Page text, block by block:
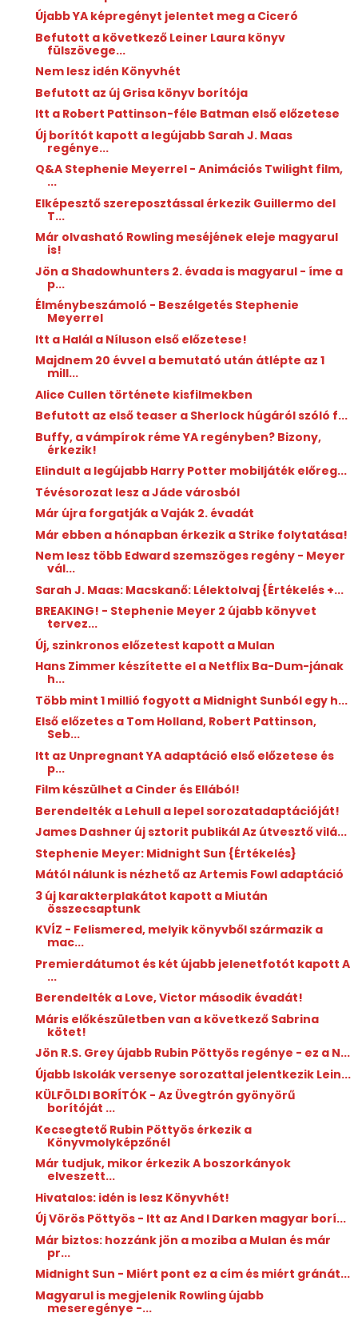
Újabb YA képregényt jelentet meg a Ciceró
Befutott a következő Leiner Laura könyv
fülszövege...
Nem lesz idén Könyvhét
Befutott az új Grisa könyv borítója
Itt a Robert Pattinson-féle Batman első előzetese
Új borítót kapott a legújabb Sarah J. Maas
regénye...
Q&A Stephenie Meyerrel - Animációs Twilight film,
...
Elképesztő szereposztással érkezik Guillermo del
T...
Már olvasható Rowling meséjének eleje magyarul
is!
Jön a Shadowhunters 2. évada is magyarul - íme a
p...
Élménybeszámoló - Beszélgetés Stephenie
Meyerrel
Itt a Halál a Níluson első előzetese!
Majdnem 20 évvel a bemutató után átlépte az 1
mill...
Alice Cullen története kisfilmekben
Befutott az első teaser a Sherlock húgáról szóló f...
Buffy, a vámpírok réme YA regényben? Bizony,
érkezik!
Elindult a legújabb Harry Potter mobiljáték előreg...
Tévésorozat lesz a Jáde ​városból
Már újra forgatják a Vaják 2. évadát
Már ebben a hónapban érkezik a Strike folytatása!
Nem lesz több Edward szemszöges regény - Meyer
vál...
Sarah J. Maas: Macskanő: ​Lélektolvaj {Értékelés +...
BREAKING! - Stephenie Meyer 2 újabb könyvet
tervez...
Új, szinkronos előzetest kapott a Mulan
Hans Zimmer készítette el a Netflix Ba-Dum-jának
h...
Több mint 1 millió fogyott a Midnight Sunból egy h...
Első előzetes a Tom Holland, Robert Pattinson,
Seb...
Itt az Unpregnant YA adaptáció első előzetese és
p...
Film készülhet a Cinder és Ellából!
Berendelték a Lehull a lepel sorozatadaptációját!
James Dashner új sztorit publikál Az útvesztő vilá...
Stephenie Meyer: Midnight ​Sun {Értékelés}
Mától nálunk is nézhető az Artemis Fowl adaptáció
3 új karakterplakátot kapott a Miután
összecsaptunk
KVÍZ - Felismered, melyik könyvből származik a
mac...
Premierdátumot és két újabb jelenetfotót kapott A
...
Berendelték a Love, Victor második évadát!
Máris előkészületben van a következő Sabrina
kötet!
Jön R.S. Grey újabb Rubin Pöttyös regénye - ez a N...
Újabb Iskolák versenye sorozattal jelentkezik Lein...
KÜLFÖLDI BORÍTÓK - Az Üvegtrón gyönyörű
borítóját ...
Kecsegtető Rubin Pöttyös érkezik a
Könyvmolyképzőnél
Már tudjuk, mikor érkezik A boszorkányok
elveszett...
Hivatalos: idén is lesz Könyvhét!
Új Vörös Pöttyös - Itt az And I Darken magyar borí...
Már biztos: hozzánk jön a moziba a Mulan és már
pr...
Midnight Sun - Miért pont ez a cím és miért gránát...
Magyarul is megjelenik Rowling újabb
meseregénye -...